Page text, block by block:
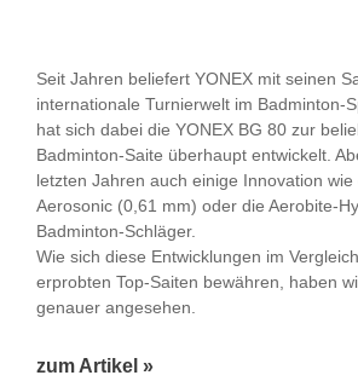
Seit Jahren beliefert YONEX mit seinen
internationale Turnierwelt im Badminton-
hat sich dabei die YONEX BG 80 zur
Badminton-Saite überhaupt entwickelt.
letzten Jahren auch einige Innovation
Aerosonic (0,61 mm) oder die Aerobite-
Badminton-Schläger.
Wie sich diese Entwicklungen im
erprobten Top-Saiten bewähren, haben
genauer angesehen.
zum Artikel »